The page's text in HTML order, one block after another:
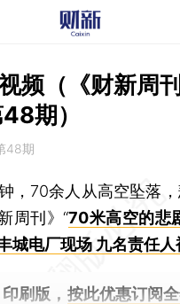
频（《财新周刊
期）
48期
70余人从高空坠落，
周刊》“70米高空的悲
城电厂现场 九名责任人
刷版， 按此优惠订阅